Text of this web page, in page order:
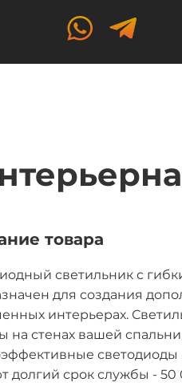
товара
светильник с
для создания
интерьерах.
на стенах вашей
долгий срок службы - 50